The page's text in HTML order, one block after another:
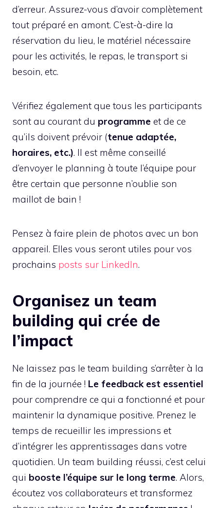
d’erreur. Assurez-vous d’avoir complètement
tout préparé en amont. C’est-à-dire la
réservation du lieu, le matériel nécessaire
pour les activités, le repas, le transport si
besoin, etc.
Vérifiez également que tous les participants
sont au courant du programme et de ce
qu’ils doivent prévoir (tenue adaptée,
horaires, etc.). Il est même conseillé
d’envoyer le planning à toute l’équipe pour
être certain que personne n’oublie son
maillot de bain !
Pensez à faire plein de photos avec un bon
appareil. Elles vous seront utiles pour vos
prochains posts sur LinkedIn.
Organisez un team
building qui crée de
l’impact
Ne laissez pas le team building s’arrêter à la
fin de la journée ! Le feedback est essentiel
pour comprendre ce qui a fonctionné et pour
maintenir la dynamique positive. Prenez le
temps de recueillir les impressions et
d’intégrer les apprentissages dans votre
quotidien. Un team building réussi, c’est celui
qui booste l’équipe sur le long terme. Alors,
écoutez vos collaborateurs et transformez